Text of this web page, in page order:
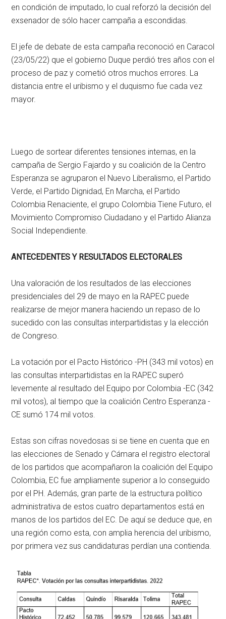
en condición de imputado, lo cual reforzó la decisión del
exsenador de sólo hacer campaña a escondidas.
El jefe de debate de esta campaña reconoció en Caracol
(23/05/22) que el gobierno Duque perdió tres años con el
proceso de paz y cometió otros muchos errores. La
distancia entre el uribismo y el duquismo fue cada vez
mayor.
Luego de sortear diferentes tensiones internas, en la
campaña de Sergio Fajardo y su coalición de la Centro
Esperanza se agruparon el Nuevo Liberalismo, el Partido
Verde, el Partido Dignidad, En Marcha, el Partido
Colombia Renaciente, el grupo Colombia Tiene Futuro, el
Movimiento Compromiso Ciudadano y el Partido Alianza
Social Independiente.
ANTECEDENTES Y RESULTADOS ELECTORALES
Una valoración de los resultados de las elecciones
presidenciales del 29 de mayo en la RAPEC puede
realizarse de mejor manera haciendo un repaso de lo
sucedido con las consultas interpartidistas y la elección
de Congreso.
La votación por el Pacto Histórico -PH (343 mil votos) en
las consultas interpartidistas en la RAPEC superó
levemente al resultado del Equipo por Colombia -EC (342
mil votos), al tiempo que la coalición Centro Esperanza -
CE sumó 174 mil votos.
Estas son cifras novedosas si se tiene en cuenta que en
las elecciones de Senado y Cámara el registro electoral
de los partidos que acompañaron la coalición del Equipo
Colombia, EC fue ampliamente superior a lo conseguido
por el PH. Además, gran parte de la estructura político
administrativa de estos cuatro departamentos está en
manos de los partidos del EC. De aquí se deduce que, en
una región como esta, con amplia herencia del uribismo,
por primera vez sus candidaturas perdían una contienda.